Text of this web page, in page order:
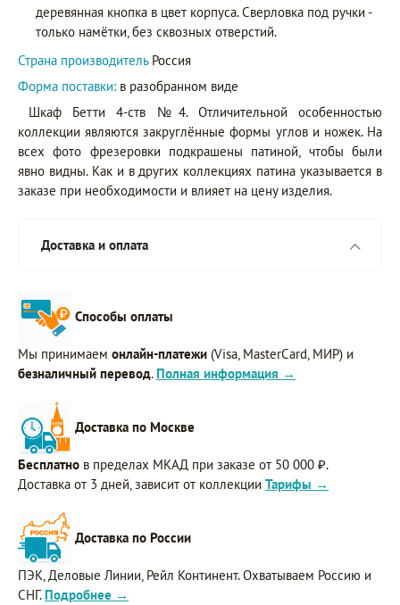
деревянная кнопка в цвет корпуса. Сверловка под ручки -
только намётки, без сквозных отверстий.
Страна производитель Россия
Форма поставки: в разобранном виде
Шкаф Бетти 4-ств №4. Отличительной особенностью
коллекции являются закруглённые формы углов и ножек. На
всех фото фрезеровки подкрашены патиной, чтобы были
явно видны. Как и в других коллекциях патина указывается в
заказе при необходимости и влияет на цену изделия.
Доставка и оплата
Способы оплаты
Мы принимаем онлайн-платежи (Visa, MasterCard, МИР) и
безналичный перевод. Полная информация →
Доставка по Москве
Бесплатно в пределах МКАД при заказе от 50 000 ₽.
Доставка от 3 дней, зависит от коллекции Тарифы →
Доставка по России
ПЭК, Деловые Линии, Рейл Континент. Охватываем Россию и
СНГ. Подробнее →